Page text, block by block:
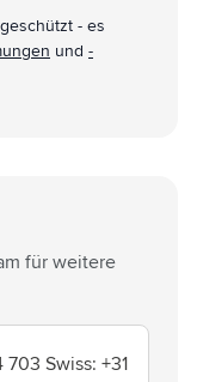
- es
und -
für weitere
Swiss: +31